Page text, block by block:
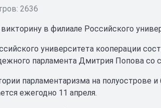
2636
в филиале Российского
университета кооперации
парламента Дмитрия Попова со
парламентаризма на полуострове
ежегодно 11 апреля.